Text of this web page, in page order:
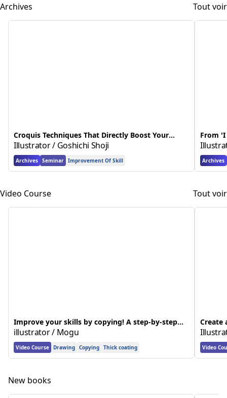
Archives Tout voir
Croquis Techniques That Directly Boost Your
Illustration Skills
Illustrator / Goshichi Shoji
Archives Seminar Improvement Of Skill
From 'I
in Art
Archives
Video Course Tout voir
Improve your skills by copying! A step-by-step
course on the human body for beginners
illustrator / Mogu
Video Course Drawing Copying Thick coating
Create
Guide
Video
New books